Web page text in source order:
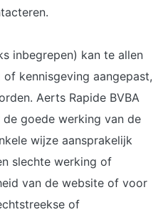
inbegrepen) kan te allen
kennisgeving aangepast,
Aerts Rapide BVBA
goede werking van de
wijze aansprakelijk
slechte werking of
van de website of voor
of